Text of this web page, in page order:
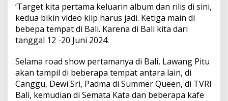
i
‘Target kita pertama keluarin album dan rilis di sini,
kedua bikin video klip harus jadi. Ketiga main di
bebepa tempat di Bali. Karena di Bali kita dari
tanggal 12 -20 Juni 2024.
Selama road show pertamanya di Bali, Lawang Pitu
akan tampil di beberapa tempat antara lain, di
Canggu, Dewi Sri, Padma di Summer Queen, di TVRI
Bali, kemudian di Semata Kata dan beberapa kafe